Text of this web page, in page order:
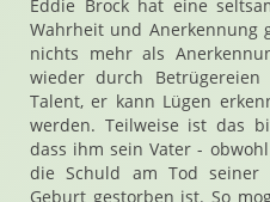
Eddie Brock hat eine
Wahrheit und Anerkennung
nichts mehr als
wieder durch
Talent, er kann Lügen
werden. Teilweise ist das
dass ihm sein Vater -
die Schuld am Tod
Geburt gestorben ist. So